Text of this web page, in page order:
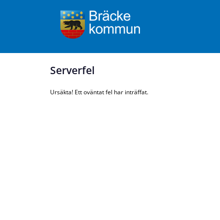
Serverfel
Ursäkta! Ett oväntat fel har inträffat.